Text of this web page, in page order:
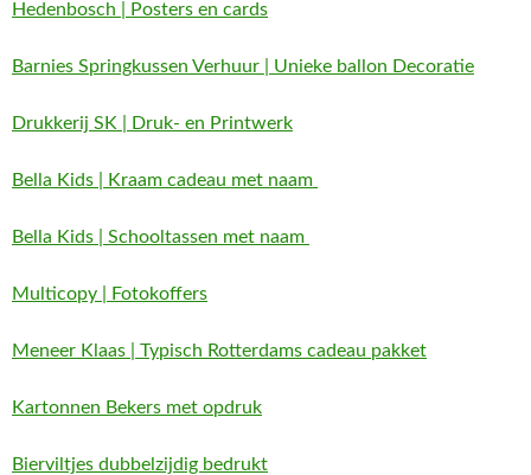
Hedenbosch | Posters en cards
Barnies Springkussen Verhuur | Unieke ballon Decoratie
Drukkerij SK | Druk- en Printwerk
Bella Kids | Kraam cadeau met naam
Bella Kids | Schooltassen met naam
Multicopy | Fotokoffers
Meneer Klaas | Typisch Rotterdams cadeau pakket
Kartonnen Bekers met opdruk
Bierviltjes dubbelzijdig bedrukt